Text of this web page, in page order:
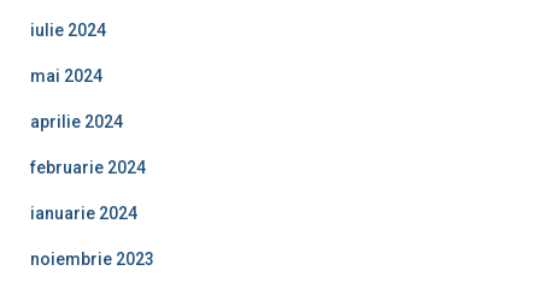
iulie 2024
mai 2024
aprilie 2024
februarie 2024
ianuarie 2024
noiembrie 2023